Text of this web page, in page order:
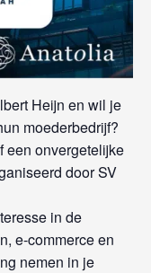
Heijn en wil je
moederbedrijf?
een onvergetelijke
door SV
in de
e-commerce en
nemen in je